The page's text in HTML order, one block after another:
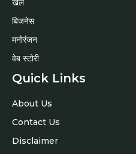
खेल
बिजनेस
मनोरंजन
वेब स्टोरी
Quick Links
About Us
Contact Us
Disclaimer